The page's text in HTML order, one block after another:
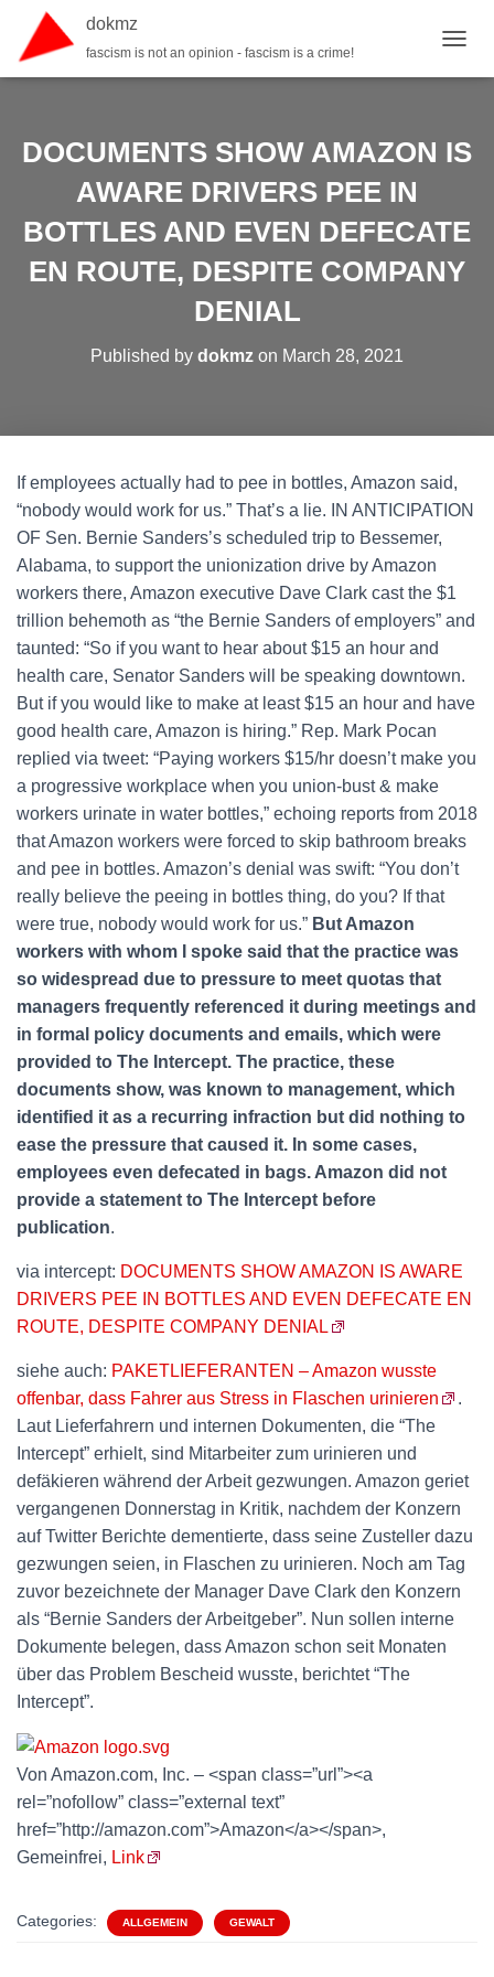
dokmz
fascism is not an opinion - fascism is a crime!
DOCUMENTS SHOW AMAZON IS
AWARE DRIVERS PEE IN
BOTTLES AND EVEN DEFECATE
EN ROUTE, DESPITE COMPANY
DENIAL
Published by dokmz on March 28, 2021
If employees actually had to pee in bottles, Amazon said,
“nobody would work for us.” That’s a lie. IN ANTICIPATION
OF Sen. Bernie Sanders’s scheduled trip to Bessemer,
Alabama, to support the unionization drive by Amazon
workers there, Amazon executive Dave Clark cast the $1
trillion behemoth as “the Bernie Sanders of employers” and
taunted: “So if you want to hear about $15 an hour and
health care, Senator Sanders will be speaking downtown.
But if you would like to make at least $15 an hour and have
good health care, Amazon is hiring.” Rep. Mark Pocan
replied via tweet: “Paying workers $15/hr doesn’t make you
a progressive workplace when you union-bust & make
workers urinate in water bottles,” echoing reports from 2018
that Amazon workers were forced to skip bathroom breaks
and pee in bottles. Amazon’s denial was swift: “You don’t
really believe the peeing in bottles thing, do you? If that
were true, nobody would work for us.” But Amazon
workers with whom I spoke said that the practice was
so widespread due to pressure to meet quotas that
managers frequently referenced it during meetings and
in formal policy documents and emails, which were
provided to The Intercept. The practice, these
documents show, was known to management, which
identified it as a recurring infraction but did nothing to
ease the pressure that caused it. In some cases,
employees even defecated in bags. Amazon did not
provide a statement to The Intercept before
publication.
via intercept: DOCUMENTS SHOW AMAZON IS AWARE
DRIVERS PEE IN BOTTLES AND EVEN DEFECATE EN
ROUTE, DESPITE COMPANY DENIAL
siehe auch: PAKETLIEFERANTEN – Amazon wusste
offenbar, dass Fahrer aus Stress in Flaschen urinieren
.
Laut Lieferfahrern und internen Dokumenten, die “The
Intercept” erhielt, sind Mitarbeiter zum urinieren und
defäkieren während der Arbeit gezwungen. Amazon geriet
vergangenen Donnerstag in Kritik, nachdem der Konzern
auf Twitter Berichte dementierte, dass seine Zusteller dazu
gezwungen seien, in Flaschen zu urinieren. Noch am Tag
zuvor bezeichnete der Manager Dave Clark den Konzern
als “Bernie Sanders der Arbeitgeber”. Nun sollen interne
Dokumente belegen, dass Amazon schon seit Monaten
über das Problem Bescheid wusste, berichtet “The
Intercept”.
Von Amazon.com, Inc. – <span class=”url”><a
rel=”nofollow” class=”external text”
href=”http://amazon.com”>Amazon</a></span>,
Gemeinfrei, Link
Categories: ALLGEMEIN GEWALT